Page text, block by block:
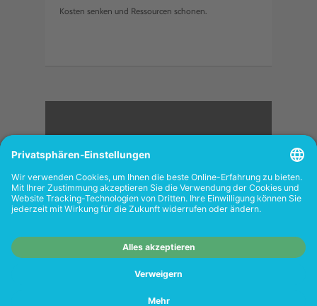
Kosten senken und Ressourcen schonen.
<
FOLGEN SIE UNS
Shops richtet sich nicht an Wiederverkäufer.